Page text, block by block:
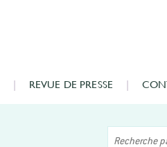
REVUE DE PRESSE